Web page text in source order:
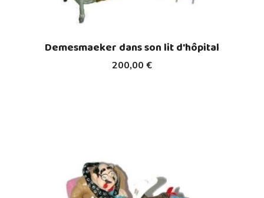
200,00 €
Demesmaeker dans son lit d'hôpital